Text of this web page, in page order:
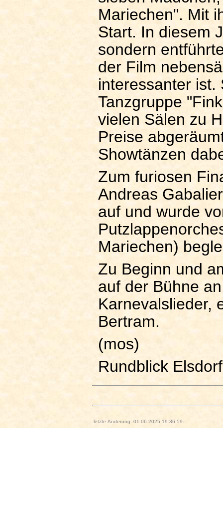
Mariechen". Mit
Start. In diesem
sondern
der Film
interessanter ist.
Tanzgruppe
vielen Sälen zu
Preise
Showtänzen
Zum furiosen
Andreas
auf und wurde
Mariechen)
Zu Beginn und
auf der Bühne
Karnevalslieder,
Bertram.
(mos)
Rundblick
letzte Änderung: 01.06.2025 19:36:59.